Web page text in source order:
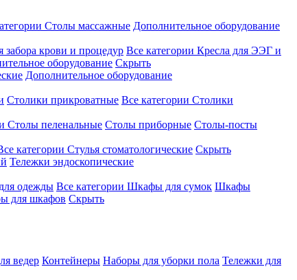
Столы массажные Дополнительное оборудование
забора крови и процедур Все категории Кресла для ЭЭГ и
оборудование Скрыть
Дополнительное оборудование
Столики прикроватные Все категории Столики
Столы пеленальные Столы приборные Столы-посты
категории Стулья стоматологические Скрыть
Тележки эндоскопические
одежды Все категории Шкафы для сумок Шкафы
для шкафов Скрыть
ведер Контейнеры Наборы для уборки пола Тележки для